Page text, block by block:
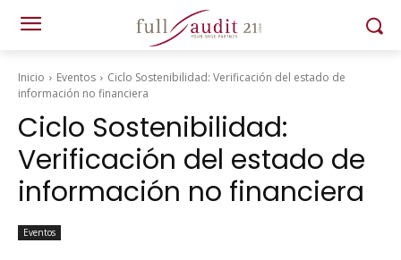
Inicio Eventos
Ciclo Sostenibilidad: Verificación del estado de
información no financiera
Ciclo Sostenibilidad:
Verificación del estado de
información no financiera
Eventos